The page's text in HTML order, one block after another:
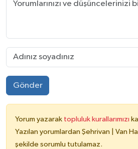
Gönder
Yorum yazarak topluluk kurallarımızı
Yazılan yorumlardan Şehrivan | Van
şekilde sorumlu tutulamaz.